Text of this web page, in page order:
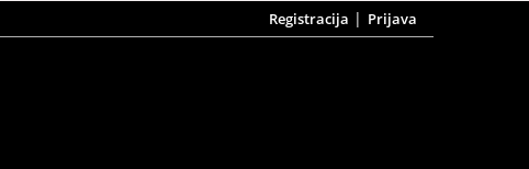
Registracija Prijava